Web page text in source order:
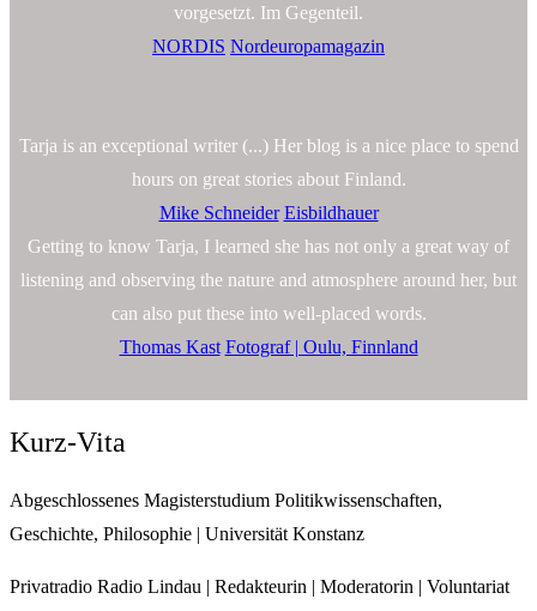
vorgesetzt. Im Gegenteil.
NORDIS Nordeuropamagazin
Tarja is an exceptional writer (...) Her blog is a nice place to spend
hours on great stories about Finland.
Mike Schneider Eisbildhauer
Getting to know Tarja, I learned she has not only a great way of
listening and observing the nature and atmosphere around her, but
can also put these into well-placed words.
Thomas Kast Fotograf | Oulu, Finnland
Kurz-Vita
Abgeschlossenes Magisterstudium Politikwissenschaften,
Geschichte, Philosophie | Universität Konstanz
Privatradio Radio Lindau | Redakteurin | Moderatorin | Voluntariat